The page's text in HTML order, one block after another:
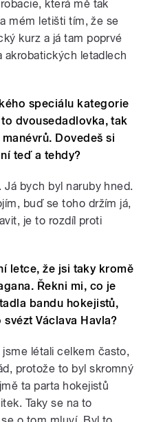
která mě tak
mém letišti tím, že se
kurz a já tam poprvé
akrobatických letadlech
speciálu kategorie
dvousedadlovka, tak
Dovedeš si
teď a tehdy?
bych byl naruby hned.
buď se toho držím já,
je to rozdíl proti
letce, že jsi taky kromě
Řekni mi, co je
bandu hokejistů,
Václava Havla?
létali celkem často,
protože to byl skromný
ta parta hokejistů
Taky se na to